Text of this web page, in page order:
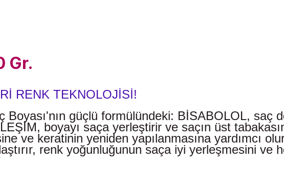
Gr.
RENK TEKNOLOJİSİ!
Boyası'nın güçlü formülündeki: BİSABOLOL, saç
boyayı saça yerleştirir ve saçın üst
ve keratinin yeniden yapılanmasına yardımcı
renk yoğunluğunun saça iyi yerleşmesini ve